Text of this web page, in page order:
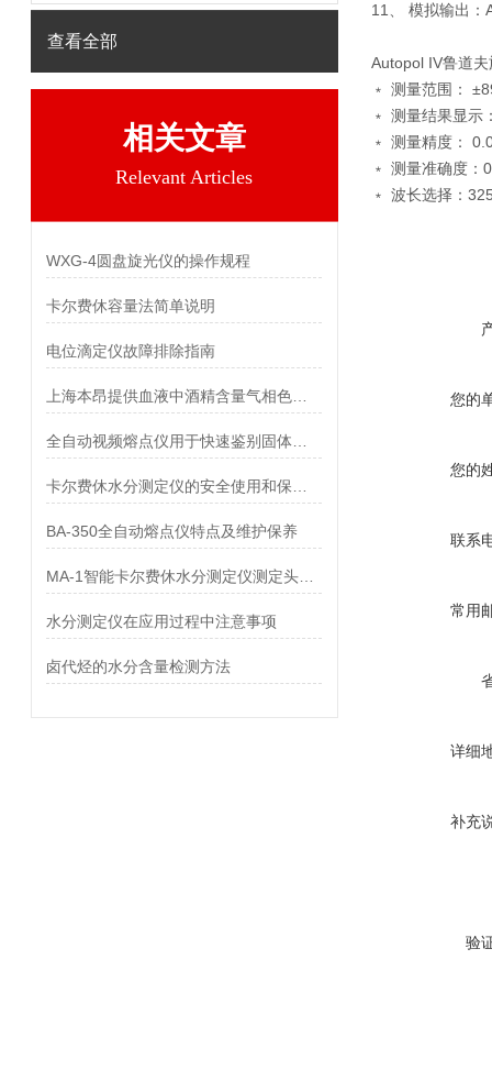
查看全部
相关文章
Relevant Articles
WXG-4圆盘旋光仪的操作规程
卡尔费休容量法简单说明
电位滴定仪故障排除指南
BA-350全自动熔点仪特点及维护保养
水分测定仪在应用过程中注意事项
卤代烃的水分含量检测方法
11、 模拟输出：
Autopol IV鲁道
﹡ 测量范围：
﹡ 测量结果显示
﹡ 测量精度：
﹡ 测量准确度：
﹡ 波长选择：
您的
您的
联系
常用
详细
补充
验